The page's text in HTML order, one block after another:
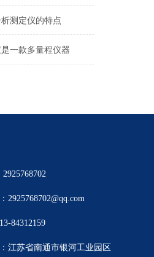
测定仪的特点
一款多量程仪器
2925768702@qq.com
84312159
江苏省南通市银河工业园区